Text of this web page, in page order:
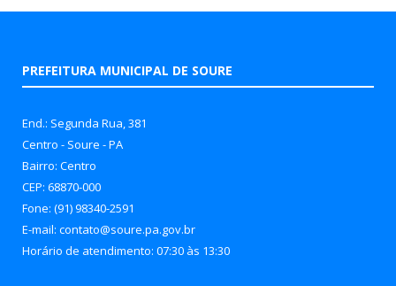
PREFEITURA MUNICIPAL DE SOURE
End.: Segunda Rua, 381
Centro - Soure - PA
Bairro: Centro
CEP: 68870-000
Fone: (91) 98340-2591
E-mail: contato@soure.pa.gov.br
Horário de atendimento: 07:30 às 13:30